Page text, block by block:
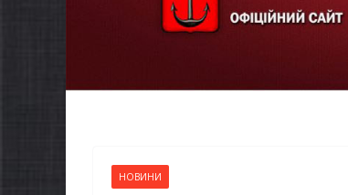
НОВИНИ